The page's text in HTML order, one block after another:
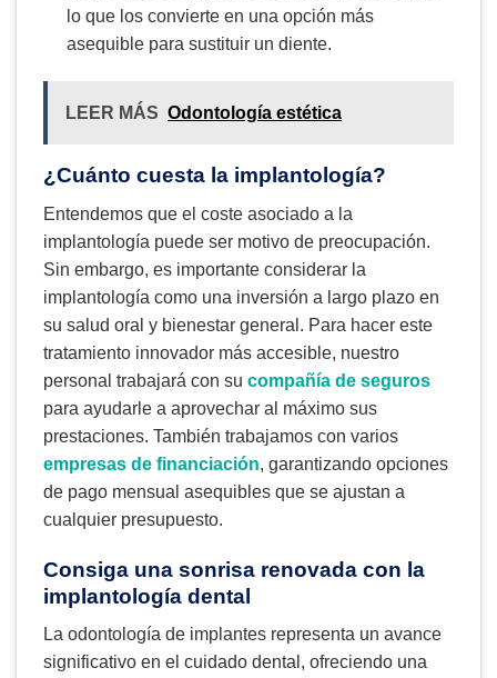
lo que los convierte en una opción más
asequible para sustituir un diente.
LEER MÁS Odontología estética
¿Cuánto cuesta la implantología?
Entendemos que el coste asociado a la
implantología puede ser motivo de preocupación.
Sin embargo, es importante considerar la
implantología como una inversión a largo plazo en
su salud oral y bienestar general. Para hacer este
tratamiento innovador más accesible, nuestro
personal trabajará con su compañía de seguros
para ayudarle a aprovechar al máximo sus
prestaciones. También trabajamos con varios
empresas de financiación, garantizando opciones
de pago mensual asequibles que se ajustan a
cualquier presupuesto.
Consiga una sonrisa renovada con la
implantología dental
La odontología de implantes representa un avance
significativo en el cuidado dental, ofreciendo una